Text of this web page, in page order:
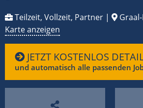
Teilzeit, Vollzeit, Partner |
Karte anzeigen
JETZT KOSTENLOS
und automatisch alle passenden